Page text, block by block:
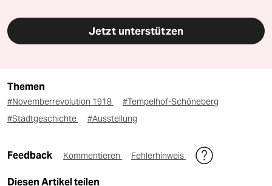
Jetzt unterstützen
Themen
#Novemberrevolution 1918
#Tempelhof-Schöneberg
#Stadtgeschichte
#Ausstellung
Feedback Kommentieren Fehlerhinweis
Diesen Artikel teilen